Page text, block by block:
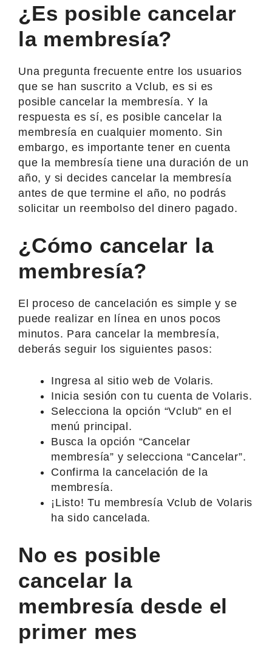
¿Es posible cancelar
la membresía?
Una pregunta frecuente entre los usuarios
que se han suscrito a Vclub, es si es
posible cancelar la membresía. Y la
respuesta es sí, es posible cancelar la
membresía en cualquier momento. Sin
embargo, es importante tener en cuenta
que la membresía tiene una duración de un
año, y si decides cancelar la membresía
antes de que termine el año, no podrás
solicitar un reembolso del dinero pagado.
¿Cómo cancelar la
membresía?
El proceso de cancelación es simple y se
puede realizar en línea en unos pocos
minutos. Para cancelar la membresía,
deberás seguir los siguientes pasos:
Ingresa al sitio web de Volaris.
Inicia sesión con tu cuenta de Volaris.
Selecciona la opción “Vclub” en el
menú principal.
Busca la opción “Cancelar
membresía” y selecciona “Cancelar”.
Confirma la cancelación de la
membresía.
¡Listo! Tu membresía Vclub de Volaris
ha sido cancelada.
No es posible
cancelar la
membresía desde el
primer mes